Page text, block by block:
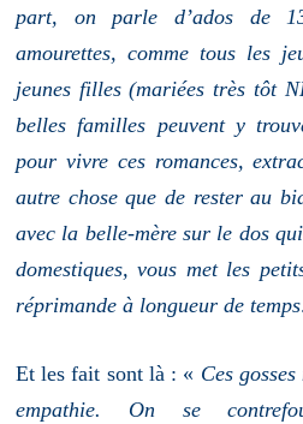
part, on parle d’ados de
amourettes, comme tous les
jeunes filles (mariées très tôt
belles familles peuvent y
pour vivre ces romances,
autre chose que de rester au
avec la belle-mère sur le dos
domestiques, vous met les
réprimande à longueur de temps
Et les fait sont là : « Ces
empathie. On se